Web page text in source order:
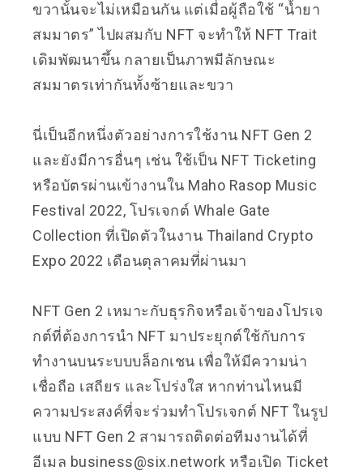
ขวานั้นจะไม่เหมือนกัน แต่เมื่อผู้ถือใช้ “น้ำยา
สมมาตร” ไปผสมกับ NFT จะทำให้ NFT Trait
เดิมพัฒนาขึ้น กลายเป็นภาพมีลักษณะ
สมมาตรเท่ากันทั้งซ้ายและขวา
นี่เป็นอีกหนึ่งตัวอย่างการใช้งาน NFT Gen 2
และยังมีการอื่นๆ เช่น ใช้เป็น NFT Ticketing
หรือบัตรผ่านเข้างานใน Maho Rasop Music
Festival 2022, โปรเจกต์ Whale Gate
Collection ที่เปิดตัวในงาน Thailand Crypto
Expo 2022 เดือนตุลาคมที่ผ่านมา
NFT Gen 2 เหมาะกับธุรกิจหรือเจ้าของโปรเจ
กต์ที่ต้องการนำ NFT มาประยุกต์ใช้กับการ
ทำงานบนระบบบล็อกเชน เพื่อให้มีความน่า
เชื่อถือ เสถียร และโปร่งใส หากท่านไหนมี
ความประสงค์ที่จะร่วมทำโปรเจกต์ NFT ในรูป
แบบ NFT Gen 2 สามารถติดต่อทีมงานได้ที่
อีเมล business@six.network หรือเปิด Ticket